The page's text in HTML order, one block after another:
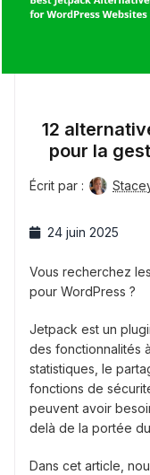
12
pour la
Écrit par :
24 juin 2025
Vous recherchez
pour WordPress ?
Jetpack est un
des fonctionnalités
statistiques, le
fonctions de
peuvent avoir
delà de la portée
Dans cet article,